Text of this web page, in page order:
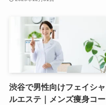
渋谷で男性向けフェイシャ
ルエステ｜メンズ痩身コー